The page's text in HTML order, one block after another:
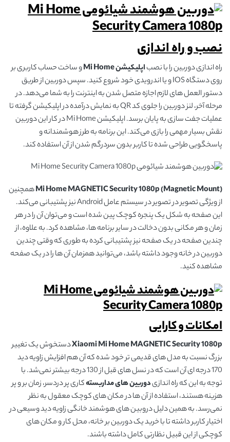
نصب و راه اندازی
راه اندازی دوربین را با نصباپلیکیشنMi Homeو ساخت حساب کاربری بر
روی دستگاه IOS و یا اندرویدی خود شروع کنید. سپس دوربین از طریق
دستور‌ العمل های لازم اجازه متصل شدن به اینترنت را به شما می‌دهد. در
مرحله آخر، لنز دوربین را جلوی کد QR به نمایش درآمده در اپلیکیشن گرفته تا
عملیات جفت سازی به پایان برسد. اپلیکیشن Mi Home در کار این دوربین
نقش بسیار مهمی را بازی می‌کند. این برنامه به طرز هوشمندانه و
پاسخگویی طراحی شده تا کاربر بدون سردرگم شدن از آن استفاده کند.
(Mi Home
MAGNETICSecurity 1080p (Magnetic Mount
همچنین
از ویژگی تصویر در تصویر در سیستم عامل Android نیز پشتیبانی می‌کند.
این صفحه به شکل یک پنجره کوچک پین شده است و می‌توان آن را در هر
زمان و هر مکانی بدون دخالت در سایر برنامه ها، مشاهده کرد. به علاوه، از
چندین صفحه در یک صفحه نیز پشتیبانی کرده به طوری که وقتی چندین
دوربین در خانه وجود داشته باشد، می‌توانید همزمان آن ها را در یک صفحه
مشاهده کنید.
امکانات و کارایی
Xiaomi Mi HomeMAGNETICSecurity 1080p
دستخوش یک تغییر
بزرگ نسبت به مدل های قدیمی تر خود شده که آن هم افزایش زاویه دید
170 درجه ای آن است که در نسل های قبل از 130 درجه بیشتر نمی‌شد. با
توجه به این که راه اندازیدوربین های مداربستهکاری پر دردسر، زمان بر و پر
هزینه هستند، استفاده از آن ها در مکان های کوچک معقول به نظر
نمی‌رسد. به همین دلیل دروبین های هوشمند خانگی زاویه دید وسیعی در
اختیار کاربر داشته تا با خرید یک دوربین بر خانه، محل کار و مکان های
کوچکی از این قبیل نظارتی کامل داشته باشند.